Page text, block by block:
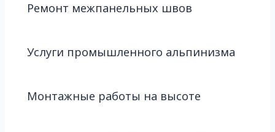
Ремонт межпанельных швов
Услуги промышленного альпинизма
Монтажные работы на высоте